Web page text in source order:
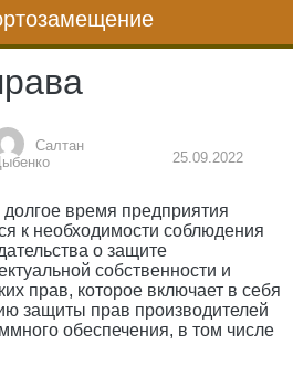
Салтан
25.09.2022
долгое время предприятия
к необходимости соблюдения
о защите
собственности и
прав, которое включает в себя
защиты прав производителей
обеспечения, в том числе